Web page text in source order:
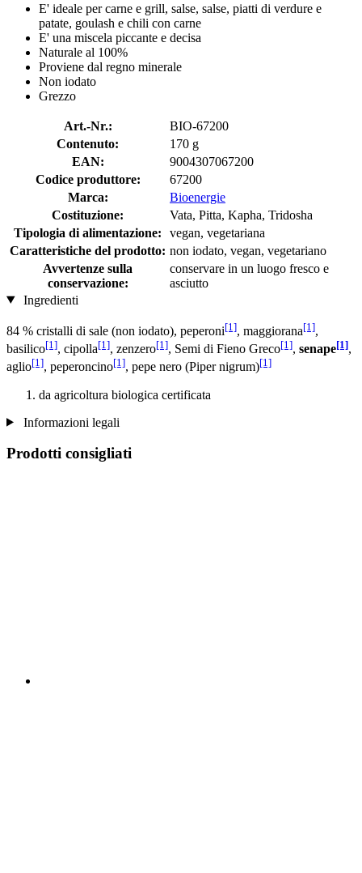
E' ideale per carne e grill, salse, salse, piatti di verdure e
patate, goulash e chili con carne
E' una miscela piccante e decisa
Naturale al 100%
Proviene dal regno minerale
Non iodato
Grezzo
Art.-Nr.:
BIO-67200
Contenuto:
170 g
EAN:
9004307067200
Codice produttore:
67200
Marca:
Bioenergie
Costituzione:
Vata, Pitta, Kapha, Tridosha
Tipologia di alimentazione:
vegan, vegetariana
Caratteristiche del prodotto: non iodato, vegan, vegetariano
Avvertenze sulla
conservazione:
conservare in un luogo fresco e
asciutto
Ingredienti
84 % cristalli di sale (non iodato), peperoni[1], maggiorana[1],
basilico[1], cipolla[1], zenzero[1], Semi di Fieno Greco[1], senape[1],
aglio[1], peperoncino[1], pepe nero (Piper nigrum)[1]
da agricoltura biologica certificata
Informazioni legali
Prodotti consigliati